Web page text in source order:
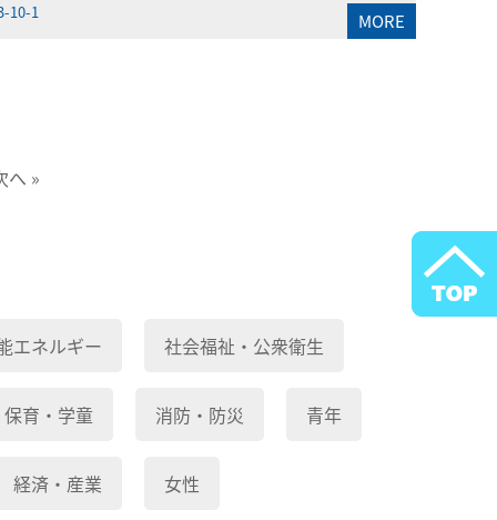
10-1 MORE
へ »
エネルギー 社会福祉・公衆衛生
保育・学童 消防・防災 青年
経済・産業 女性